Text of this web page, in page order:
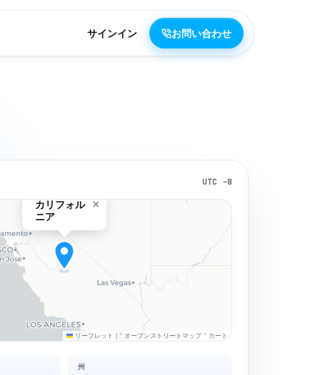
サインイン お問い合わせ
UTC -8
カリフォル
ニア
×
リーフレット |© オープンストリートマップ© カート
州